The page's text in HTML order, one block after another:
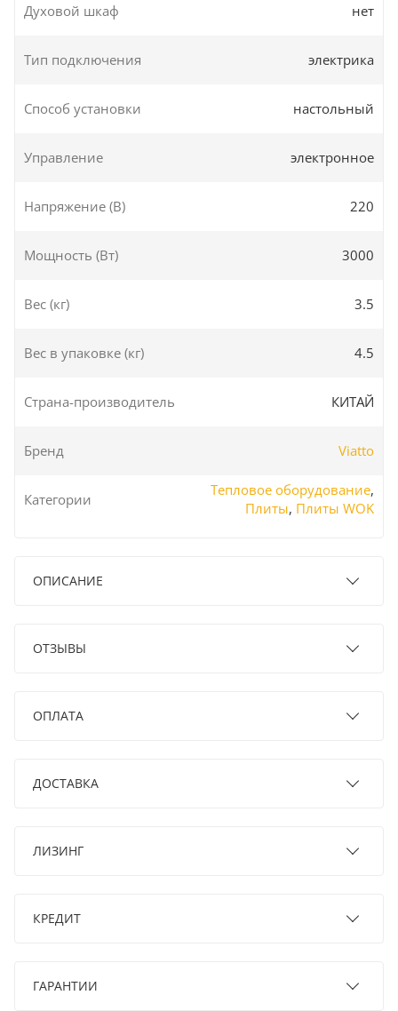
Духовой шкаф нет
Тип подключения электрика
Способ установки настольный
Управление электронное
Напряжение (В) 220
Мощность (Вт) 3000
Вес (кг) 3.5
Вес в упаковке (кг) 4.5
Страна-производитель КИТАЙ
Бренд Viatto
Категории
Тепловое оборудование,
Плиты, Плиты WOK
ОПИСАНИЕ
ОТЗЫВЫ
ОПЛАТА
ДОСТАВКА
ЛИЗИНГ
КРЕДИТ
ГАРАНТИИ